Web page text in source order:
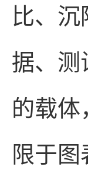
比、
据、测
的载
限于